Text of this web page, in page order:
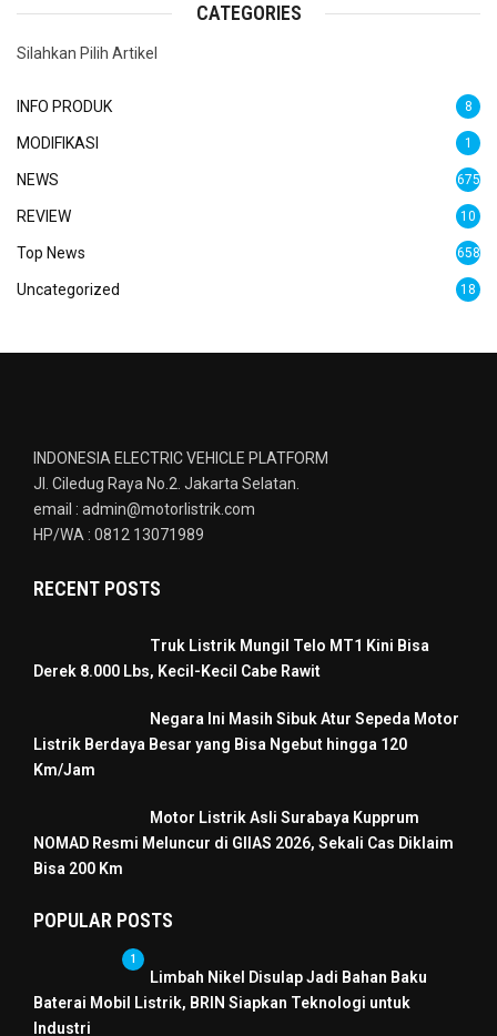
CATEGORIES
Silahkan Pilih Artikel
INFO PRODUK 8
MODIFIKASI 1
NEWS 675
REVIEW 10
Top News 658
Uncategorized 18
INDONESIA ELECTRIC VEHICLE PLATFORM
Jl. Ciledug Raya No.2. Jakarta Selatan.
email : admin@motorlistrik.com
HP/WA : 0812 13071989
RECENT POSTS
Truk Listrik Mungil Telo MT1 Kini Bisa
Derek 8.000 Lbs, Kecil-Kecil Cabe Rawit
Negara Ini Masih Sibuk Atur Sepeda Motor
Listrik Berdaya Besar yang Bisa Ngebut hingga 120
Km/Jam
Motor Listrik Asli Surabaya Kupprum
NOMAD Resmi Meluncur di GIIAS 2026, Sekali Cas Diklaim
Bisa 200 Km
POPULAR POSTS
1
Limbah Nikel Disulap Jadi Bahan Baku
Baterai Mobil Listrik, BRIN Siapkan Teknologi untuk
Industri